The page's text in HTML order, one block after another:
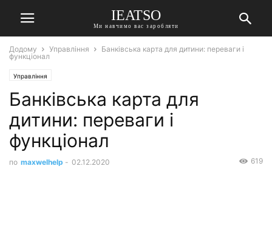
IEATSO
Ми навчимо вас заробляти
Додому Управління
Банківська карта для дитини: переваги і
функціонал
Управління
Банківська карта для
дитини: переваги і
функціонал
по maxwelhelp - 02.12.2020 619